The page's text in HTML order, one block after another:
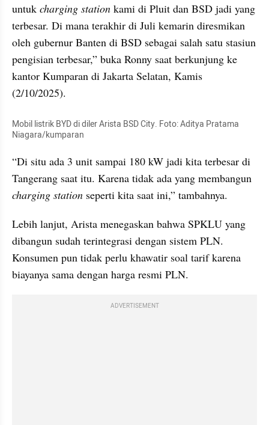
untuk charging station kami di Pluit dan BSD jadi yang
terbesar. Di mana terakhir di Juli kemarin diresmikan
oleh gubernur Banten di BSD sebagai salah satu stasiun
pengisian terbesar,” buka Ronny saat berkunjung ke
kantor Kumparan di Jakarta Selatan, Kamis
(2/10/2025).
Mobil listrik BYD di diler Arista BSD City. Foto: Aditya Pratama
Niagara/kumparan
“Di situ ada 3 unit sampai 180 kW jadi kita terbesar di
charging station seperti kita saat ini,” tambahnya.
Lebih lanjut, Arista menegaskan bahwa SPKLU yang
dibangun sudah terintegrasi dengan sistem PLN.
Konsumen pun tidak perlu khawatir soal tarif karena
biayanya sama dengan harga resmi PLN.
ADVERTISEMENT